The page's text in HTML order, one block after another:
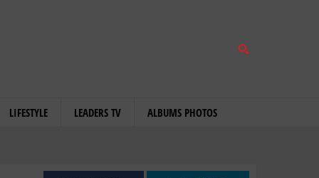
LIFESTYLE LEADERS TV ALBUMS PHOTOS